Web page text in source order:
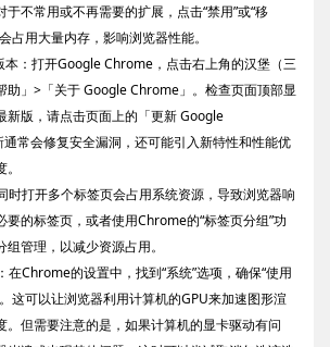
不常用或不再需要的扩展，点击“禁用”或“移
占用大量内存，影响浏览器性能。
：打开Google Chrome，点击右上角的汉堡（三
助」>「关于 Google Chrome」。检查页面顶部显
新版，请点击页面上的「更新 Google
常会修复安全漏洞，还可能引入新特性和性能优
时打开多个标签页会占用系统资源，导致浏览器响
要的标签页，或者使用Chrome的“标签页分组”功
管理，以减少资源占用。
在Chrome的设置中，找到“系统”选项，确保“使用
这可以让浏览器利用计算机的GPU来加速图形渲
。但需要注意的是，如果计算机的显卡驱动有问